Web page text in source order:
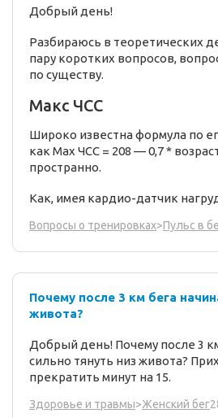
Добрый день!
Разбираюсь в теоретических
пару коротких вопросов,
по существу.
Макс ЧСС
Широко известна формула по
как Max ЧСС = 208 — 0,7 *
пространно.
Как, имея кардио-датчик
Вопросы о тренировках>Пульс в
Почему после 3 км бега
живота?
Добрый день! Почему после 3
сильно тянуть низ живота?
прекратить минут на 15.
Здоровье и травмы>Женский бег